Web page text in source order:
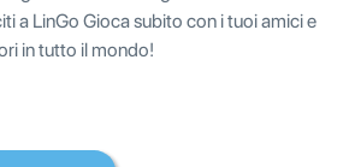
a LinGo Gioca subito con i tuoi amici e
in tutto il mondo!